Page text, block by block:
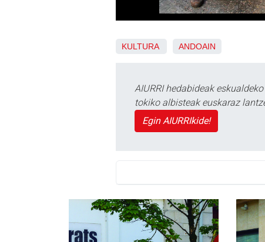
KULTURA ANDOAIN
AIURRI hedabideak
tokiko albisteak euskaraz
Egin AIURRIkide!